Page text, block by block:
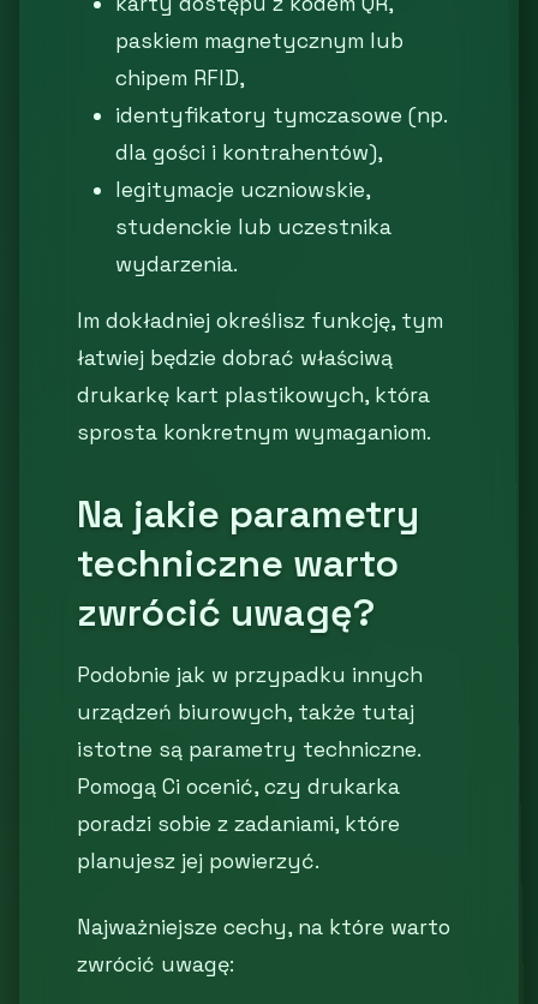
paskiem magnetycznym lub
chipem RFID,
identyfikatory tymczasowe (np.
dla gości i kontrahentów),
legitymacje uczniowskie,
studenckie lub uczestnika
wydarzenia.
Im dokładniej określisz funkcję, tym
łatwiej będzie dobrać właściwą
drukarkę kart plastikowych, która
sprosta konkretnym wymaganiom.
Na jakie parametry
techniczne warto
zwrócić uwagę?
Podobnie jak w przypadku innych
urządzeń biurowych, także tutaj
istotne są parametry techniczne.
Pomogą Ci ocenić, czy drukarka
poradzi sobie z zadaniami, które
planujesz jej powierzyć.
Najważniejsze cechy, na które warto
zwrócić uwagę: